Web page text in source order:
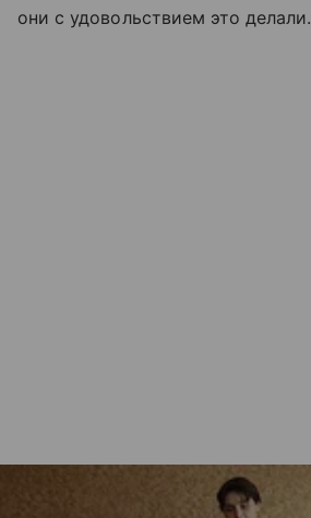
они с удовольствием это делали.